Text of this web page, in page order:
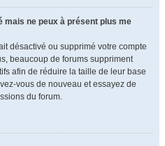
mais ne peux à présent plus me
désactivé ou supprimé votre compte
beaucoup de forums suppriment
afin de réduire la taille de leur base
vous de nouveau et essayez de
du forum.